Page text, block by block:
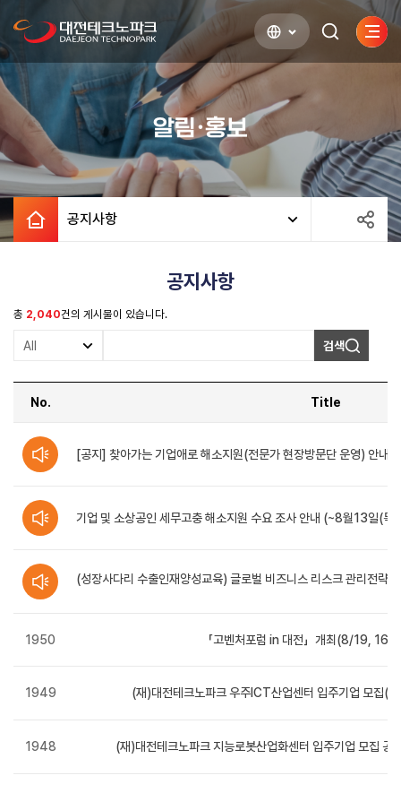
검색하기사이
열기
알림·홍보
공지사항
공지사항
총 2,040건의 게시물이 있습니다.
검색
번호,
제목,
조회수,
첨부파일
순으로
제공합니다.
No. Title
[공지] 찾아가는 기업애로 해소지원(전문가 현장방문단 운영) 안내
기업 및 소상공인 세무고충 해소지원 수요 조사 안내 (~8월13일(
(성장사다리 수출인재양성교육) 글로벌 비즈니스 리스크 관리전략
1950 「고벤처포럼 in 대전」개최(8/19,
1949 (재)대전테크노파크 우주ICT산업센터 입주기업 모
1948 (재)대전테크노파크 지능로봇산업화센터 입주기업 모집